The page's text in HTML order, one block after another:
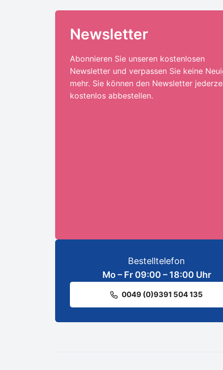
Newsletter
Abonnieren Sie unseren kostenlosen
Newsletter und verpassen Sie keine
mehr. Sie können den Newsletter
kostenlos abbestellen.
Bestelltelefon
Mo – Fr 09:00 – 18:00 Uhr
0049 (0)9391 504 135